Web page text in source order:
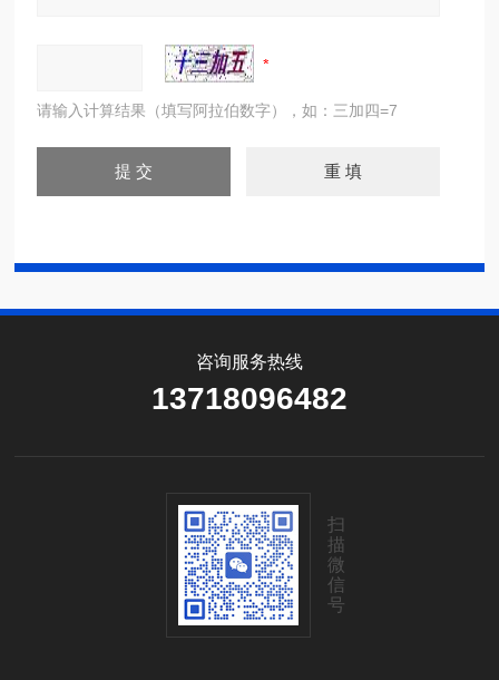
请输入计算结果（填写阿拉伯数字），如：三加四=7
咨询服务热线
13718096482
扫
描
微
信
号